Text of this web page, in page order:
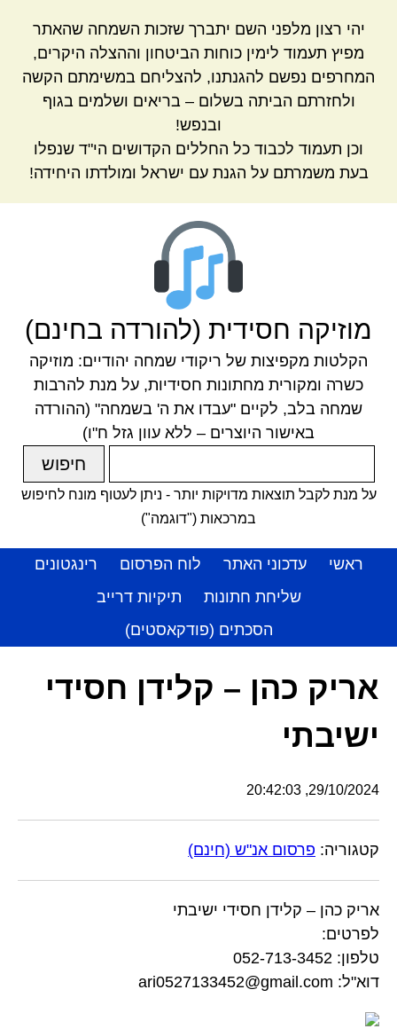
יהי רצון מלפני השם יתברך שזכות השמחה שהאתר
מפיץ תעמוד לימין כוחות הביטחון וההצלה היקרים,
המחרפים נפשם להגנתנו, להצליחם במשימתם הקשה
ולחזרתם הביתה בשלום – בריאים ושלמים בגוף
ובנפש!
וכן תעמוד לכבוד כל החללים הקדושים הי"ד שנפלו
בעת משמרתם על הגנת עם ישראל ומולדתו היחידה!
מוזיקה חסידית (להורדה בחינם)
הקלטות מקפיצות של ריקודי שמחה יהודיים: מוזיקה
כשרה ומקורית מחתונות חסידיות, על מנת להרבות
שמחה בלב, לקיים "עבדו את ה' בשמחה" (ההורדה
באישור היוצרים – ללא עוון גזל ח"ו)
על מנת לקבל תוצאות מדויקות יותר - ניתן לעטוף מונח לחיפוש
במרכאות ("דוגמה")
ראשי עדכוני האתר לוח הפרסום
רינגטונים
שליחת חתונות
תיקיות דרייב
הסכתים (פודקאסטים)
אריק כהן – קלידן חסידי
ישיבתי
29/10/2024, 20:42:03
קטגוריה: פרסום אנ"ש (חינם)
אריק כהן – קלידן חסידי ישיבתי
לפרטים:
טלפון: 052-713-3452
דוא"ל: ari0527133452@gmail.com